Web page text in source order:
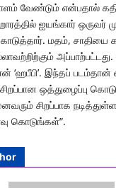
வேண்டும் என்பதால்
ஐயங்கார் ஒருவர்
மதம், சாதியை
‘ஹபீபி’. இந்தப்
ஒத்துழைப்பு
சிறப்பாக
கொடுங்கள்”.